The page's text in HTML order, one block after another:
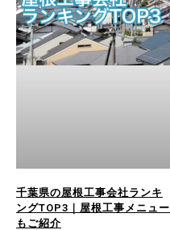
千葉県の屋根工事会社ランキ
ングTOP3｜屋根工事メニュー
もご紹介